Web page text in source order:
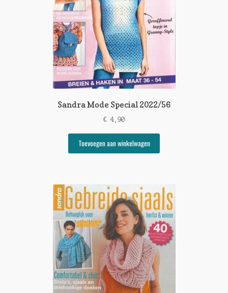
Sandra Mode Special 2022/56
€ 4,90
Toevoegen aan winkelwagen